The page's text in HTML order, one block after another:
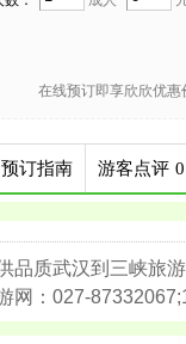
在线预订即享欣欣优惠
预订指南 游客点评 0
质武汉到三峡旅
：027-